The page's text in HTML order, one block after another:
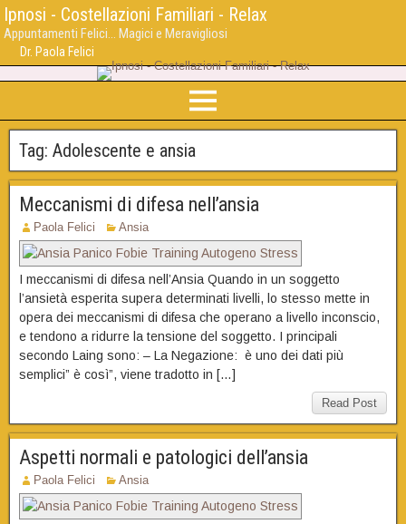
Ipnosi - Costellazioni Familiari - Relax
Appuntamenti Felici... Magici e Meravigliosi
Dr. Paola Felici
Tag: Adolescente e ansia
Meccanismi di difesa nell’ansia
Paola Felici Ansia
I meccanismi di difesa nell’Ansia Quando in un soggetto
l’ansietà esperita supera determinati livelli, lo stesso mette in
opera dei meccanismi di difesa che operano a livello inconscio,
e tendono a ridurre la tensione del soggetto. I principali
secondo Laing sono: – La Negazione: è uno dei dati più
semplici” è così”, viene tradotto in […]
Read Post
Aspetti normali e patologici dell’ansia
Paola Felici Ansia